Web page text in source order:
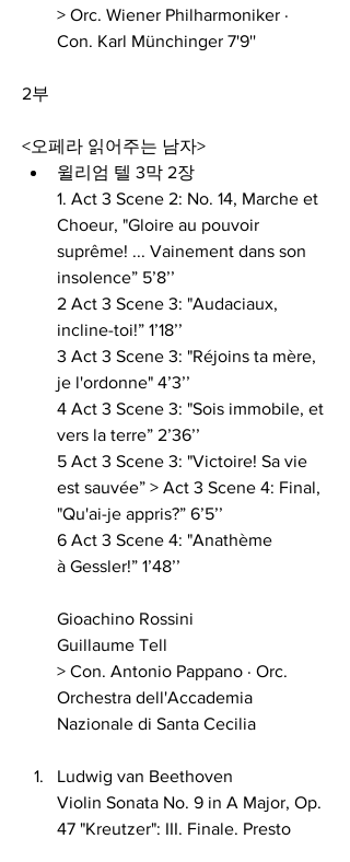
> Orc. Wiener Philharmoniker ·
Con. Karl Münchinger 7'9''
2부
<오페라 읽어주는 남자>
윌리엄 텔 3막 2장
1. Act 3 Scene 2: No. 14, Marche et
Choeur, "Gloire au pouvoir
suprême! ... Vainement dans son
insolence” 5’8’’
2 Act 3 Scene 3: "Audaciaux,
incline-toi!” 1’18’’
3 Act 3 Scene 3: "Réjoins ta mère,
je l'ordonne" 4’3’’
4 Act 3 Scene 3: "Sois immobile, et
vers la terre” 2’36’’
5 Act 3 Scene 3: "Victoire! Sa vie
est sauvée” > Act 3 Scene 4: Final,
"Qu'ai-je appris?” 6’5’’
6 Act 3 Scene 4: "Anathème
à Gessler!” 1’48’’
Gioachino Rossini
Guillaume Tell
> Con. Antonio Pappano · Orc.
Orchestra dell'Accademia
Nazionale di Santa Cecilia
Ludwig van Beethoven
Violin Sonata No. 9 in A Major, Op.
47 "Kreutzer": III. Finale. Presto